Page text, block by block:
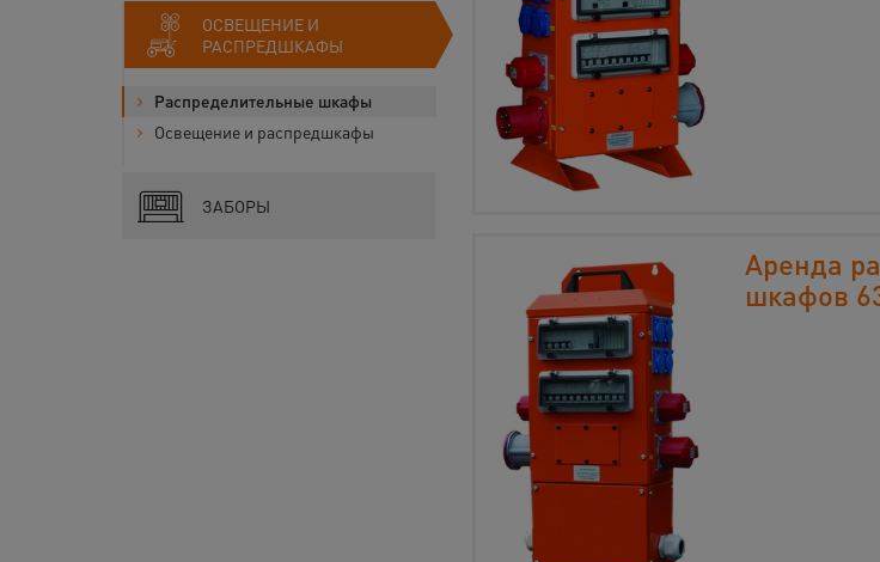
ОСВЕЩЕНИЕ И
РАСПРЕДШКАФЫ
Распределительные шкафы
Освещение и распредшкафы
ЗАБОРЫ
Аренда
шкафов